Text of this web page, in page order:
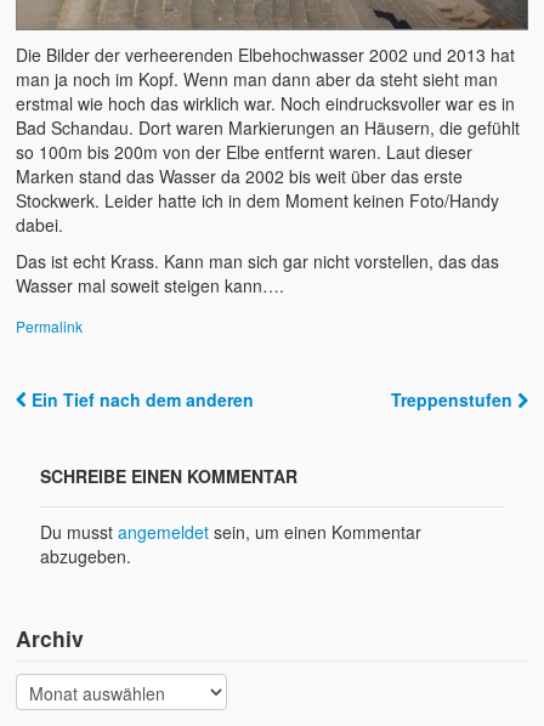
2008 – Australien
Der tägliche Wahnisnn
Fahrrad
Womo 2.0
sven-w.de
copyright
Die Bilder der verheerenden Elbehochwasser 2002 und 2013 hat
man ja noch im Kopf. Wenn man dann aber da steht sieht man
erstmal wie hoch das wirklich war. Noch eindrucksvoller war es in
Bad Schandau. Dort waren Markierungen an Häusern, die gefühlt
so 100m bis 200m von der Elbe entfernt waren. Laut dieser
Marken stand das Wasser da 2002 bis weit über das erste
Stockwerk. Leider hatte ich in dem Moment keinen Foto/Handy
dabei.
Das ist echt Krass. Kann man sich gar nicht vorstellen, das das
Wasser mal soweit steigen kann….
Permalink
Ein Tief nach dem anderen Treppenstufen
SCHREIBE EINEN KOMMENTAR
Du musstangemeldet sein, um einen Kommentar
abzugeben.
Archiv